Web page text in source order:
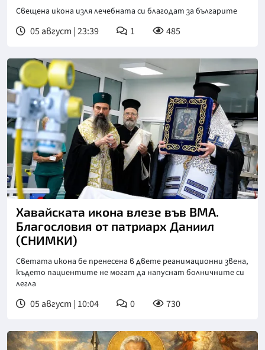
Свещена икона изля лечебната си благодат за българите
05 август | 23:39 1 485
Хавайската икона влезе във ВМА.
Благословия от патриарх Даниил
(СНИМКИ)
Светата икона бе пренесена в двете реанимационни звена,
където пациентите не могат да напуснат болничните си
легла
05 август | 10:04 0 730